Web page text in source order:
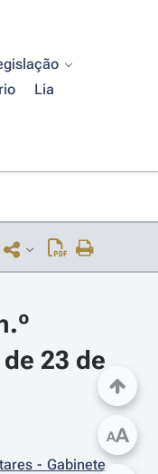
Lia
23 de
- Gabinete
AA